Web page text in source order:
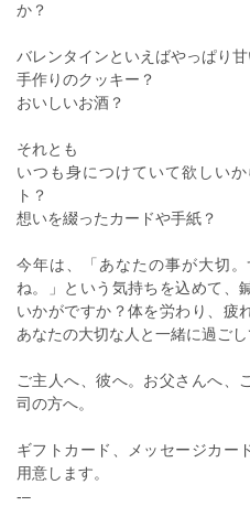
か？
バレンタインといえばやっぱり
手作りのクッキー？
おいしいお酒？
それとも
いつも身につけていて欲しい
ト？
想いを綴ったカードや手紙？
今年は、「あなたの事が大切
ね。」という気持ちを込めて、
いかがですか？体を労わり、疲
あなたの大切な人と一緒に過ご
ご主人へ、彼へ。お父さんへ、
司の方へ。
ギフトカード、メッセージカー
用意します。
‐–